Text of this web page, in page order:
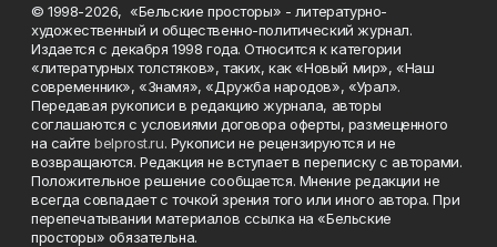
© 1998-2026, «Бельские просторы» - литературно-
художественный и общественно-политический журнал.
Издается с декабря 1998 года. Относится к категории
«литературных толстяков», таких, как «Новый мир», «Наш
современник», «Знамя», «Дружба народов», «Урал».
Передавая рукописи в редакцию журнала, авторы
соглашаются с условиями договора оферты, размещенного
на сайтеbelprost.ru. Рукописи не рецензируются и не
возвращаются. Редакция не вступает в переписку с авторами.
Положительное решение сообщается. Мнение редакции не
всегда совпадает с точкой зрения того или иного автора. При
перепечатывании материалов ссылка на «Бельские
просторы» обязательна.